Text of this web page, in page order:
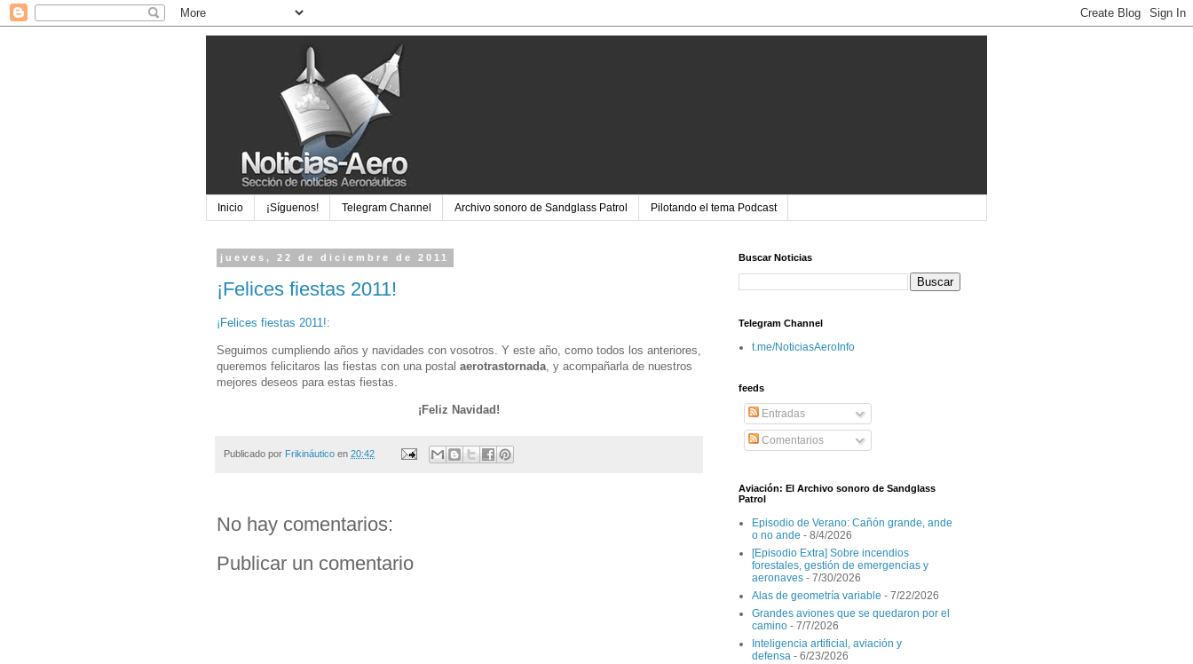
Inicio ¡Síguenos! Telegram Channel Archivo sonoro de Sandglass Patrol Pilotando el tema Podcast
jueves, 22 de diciembre de 2011
¡Felices fiestas 2011!
¡Felices fiestas 2011!:
Seguimos cumpliendo años y navidades con vosotros. Y este año, como todos los anteriores,
queremos felicitaros las fiestas con una postal aerotrastornada, y acompañarla de nuestros
mejores deseos para estas fiestas.
¡Feliz Navidad!
Publicado por Frikináutico en 20:42
No hay comentarios:
Publicar un comentario
Buscar Noticias
Telegram Channel
t.me/NoticiasAeroInfo
feeds
Entradas
Comentarios
Aviación: El Archivo sonoro de Sandglass
Patrol
Episodio de Verano: Cañón grande, ande
o no ande - 8/4/2026
[Episodio Extra] Sobre incendios
forestales, gestión de emergencias y
aeronaves - 7/30/2026
Alas de geometría variable - 7/22/2026
Grandes aviones que se quedaron por el
camino - 7/7/2026
Inteligencia artificial, aviación y
defensa - 6/23/2026